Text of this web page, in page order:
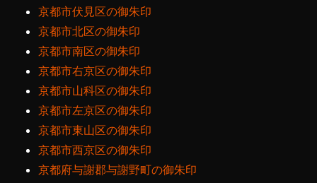
京都市伏見区の御朱印
京都市北区の御朱印
京都市南区の御朱印
京都市右京区の御朱印
京都市山科区の御朱印
京都市左京区の御朱印
京都市東山区の御朱印
京都市西京区の御朱印
京都府与謝郡与謝野町の御朱印